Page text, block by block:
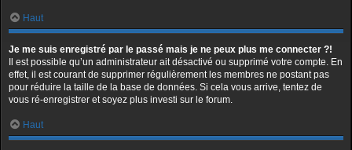
Haut
Je me suis enregistré par le passé mais je ne peux plus me connecter ?!
Il est possible qu’un administrateur ait désactivé ou supprimé votre compte. En
effet, il est courant de supprimer régulièrement les membres ne postant pas
pour réduire la taille de la base de données. Si cela vous arrive, tentez de
vous ré-enregistrer et soyez plus investi sur le forum.
Haut